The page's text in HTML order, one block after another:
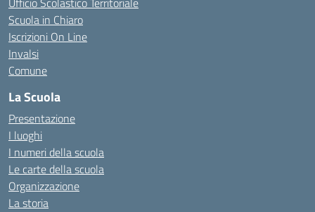
Scuola in Chiaro
Iscrizioni On Line
Invalsi
Comune
La Scuola
Presentazione
I luoghi
I numeri della scuola
Le carte della scuola
Organizzazione
La storia